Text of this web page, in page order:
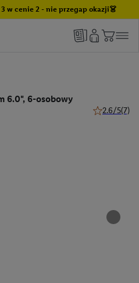
w cenie 2 - nie przegap okazji👗
6.0", 6-osobowy
2.6/5(7)